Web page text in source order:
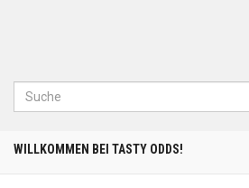
Suche
WILLKOMMEN BEI TASTY ODDS!